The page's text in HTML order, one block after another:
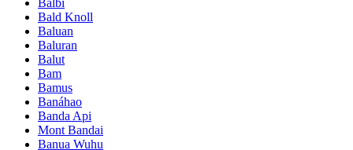
Bald Knoll
Baluan
Baluran
Balut
Bam
Bamus
Banáhao
Banda Api
Mont Bandai
Banua Wuhu